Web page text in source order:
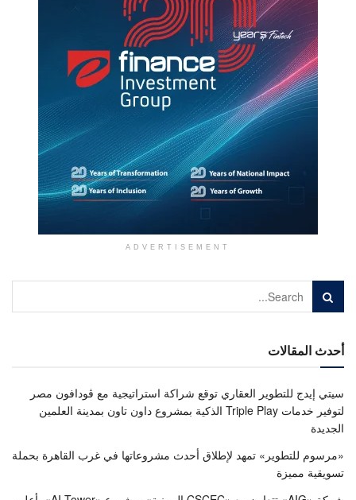
ADVERTISEMENT
أحدث المقالات
سيتي إيدج للتطوير العقاري توقع شراكة استراتيجية مع ڤودافون مصر
لتوفير خدمات Triple Play الذكية بمشروع داون تاون بمدينة العلمين
الجديدة
«مرسوم للتطوير» تمهد لإطلاق أحدث مشروعاتها في غرب القاهرة بحملة
تسويقية مميزة